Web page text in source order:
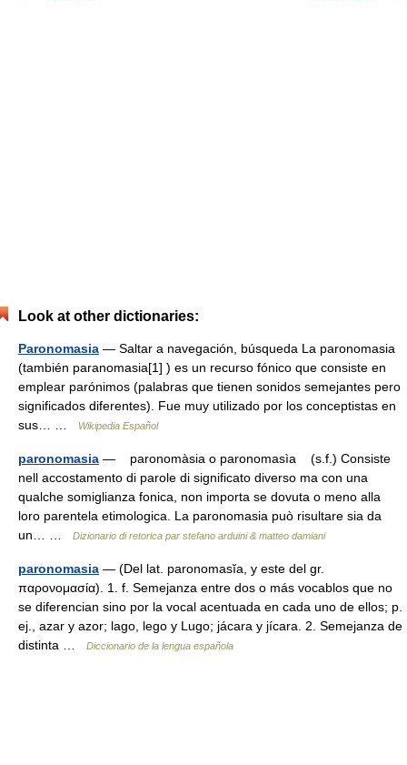
Look at other dictionaries:
Paronomasia — Saltar a navegación, búsqueda La paronomasia
(también paranomasia[1] ) es un recurso fónico que consiste en
emplear parónimos (palabras que tienen sonidos semejantes pero
significados diferentes). Fue muy utilizado por los conceptistas en
sus… …
Wikipedia Español
paronomasia — paronomàsia o paronomasìa (s.f.) Consiste
nell accostamento di parole di significato diverso ma con una
qualche somiglianza fonica, non importa se dovuta o meno alla
loro parentela etimologica. La paronomasia può risultare sia da
un… …
Dizionario di retorica par stefano arduini & matteo damiani
paronomasia — (Del lat. paronomasĭa, y este del gr.
παρονομασία). 1. f. Semejanza entre dos o más vocablos que no
se diferencian sino por la vocal acentuada en cada uno de ellos; p.
ej., azar y azor; lago, lego y Lugo; jácara y jícara. 2. Semejanza de
distinta …
Diccionario de la lengua española